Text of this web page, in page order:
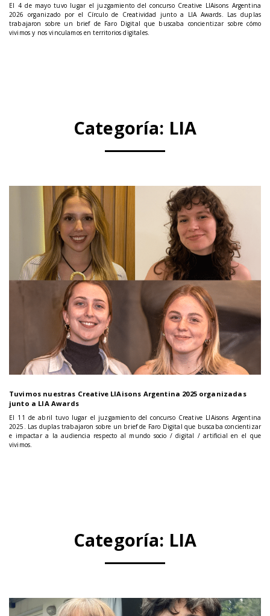
El 4 de mayo tuvo lugar el juzgamiento del concurso Creative LIAisons Argentina
2026 organizado por el Círculo de Creatividad junto a LIA Awards. Las duplas
trabajaron sobre un brief de Faro Digital que buscaba concientizar sobre cómo
vivimos y nos vinculamos en territorios digitales.
Categoría: LIA
Tuvimos nuestras Creative LIAisons Argentina 2025 organizadas
junto a LIA Awards
El 11 de abril tuvo lugar el juzgamiento del concurso Creative LIAisons Argentina
2025. Las duplas trabajaron sobre un brief de Faro Digital que buscaba concientizar
e impactar a la audiencia respecto al mundo socio / digital / artificial en el que
vivimos.
Categoría: LIA